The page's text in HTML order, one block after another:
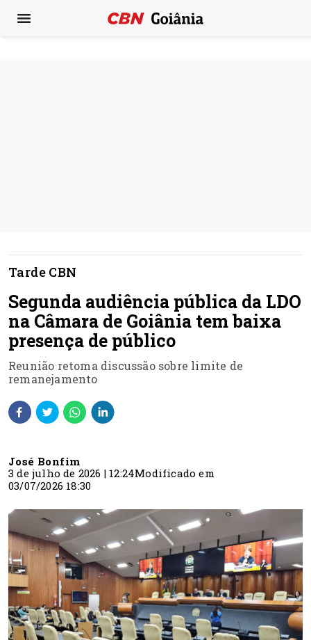
Tarde CBN
Segunda audiência pública da LDO
na Câmara de Goiânia tem baixa
presença de público
Reunião retoma discussão sobre limite de
remanejamento
José Bonfim
3 de julho de 2026 | 12:24Modificado em
03/07/2026 18:30